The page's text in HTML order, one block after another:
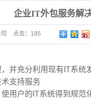
企业IT外包服务解
点击： 185
充分利用现有IT系统
支持服务
户的IT系统得到规范